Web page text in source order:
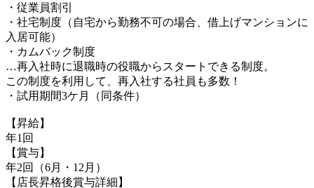
・従業員割引
・社宅制度（自宅から勤務不可の場合、借上げマンションに
入居可能）
・カムバック制度
…再入社時に退職時の役職からスタートできる制度。
この制度を利用して、再入社する社員も多数！
・試用期間3ケ月（同条件）
【昇給】
年1回
【賞与】
年2回（6月・12月）
【店長昇格後賞与詳細】